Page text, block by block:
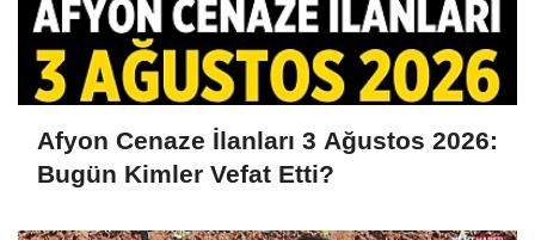
Afyon Cenaze İlanları 3 Ağustos 2026:
Bugün Kimler Vefat Etti?